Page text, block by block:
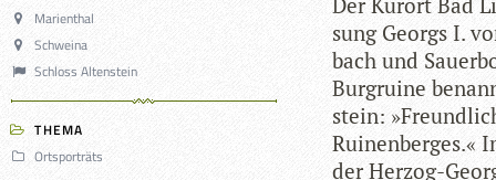
Marienthal
Schweina
Schloss Altenstein
THEMA
Ortsporträts
sung Georgs I.
bach und
Burg­ruine
stein:
Rui­nen­ber­ges.«
der Her­zog-